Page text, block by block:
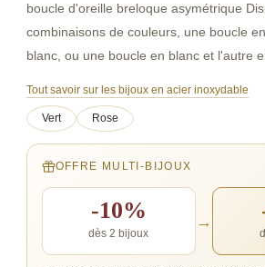
boucle d'oreille breloque asymétrique
combinaisons de couleurs, une boucle
blanc, ou une boucle en blanc et l'autre
Tout savoir sur les bijoux en acier inoxydable
Vert Rose
OFFRE MULTI-BIJOUX
-10%
dès 2 bijoux
→